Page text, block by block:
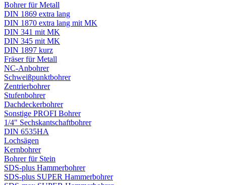
Bohrer für Metall
DIN 1869 extra lang
DIN 1870 extra lang mit MK
DIN 341 mit MK
DIN 345 mit MK
DIN 1897 kurz
Fräser für Metall
NC-Anbohrer
Schweißpunktbohrer
Zentrierbohrer
Stufenbohrer
Dachdeckerbohrer
Sonstige PROFI Bohrer
1/4" Sechskantschaftbohrer
DIN 6535HA
Lochsägen
Kernbohrer
Bohrer für Stein
SDS-plus Hammerbohrer
SDS-plus SUPER Hammerbohrer